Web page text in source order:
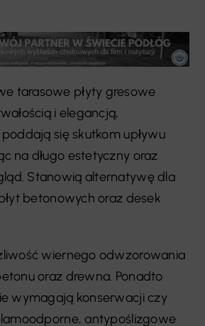
tarasowe płyty gresowe
i elegancją,
się skutkom upływu
na długo estetyczny oraz
Stanowią alternatywę dla
betonowych oraz desek
wiernego odwzorowania
oraz drewna. Ponadto
wymagają konserwacji czy
antypoślizgowe